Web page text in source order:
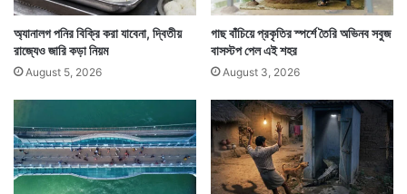
কোথাও নেই। কেবল সন্দীপ সেখানে রয়েছে।
অ্যানালগ পনির বিক্রি করা যাবেনা, দ্বিতীয়
রাজ্যেও জারি কড়া নিয়ম
August 5, 2026
গাছ বাঁচিয়ে প্রকৃতির স্পর্শে তৈরি অভিনব সবুজ
বাসস্টপ পেল এই শহর
August 3, 2026